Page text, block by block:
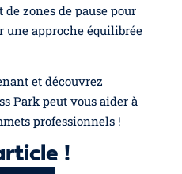
zones de pause pour
une approche équilibrée
et découvrez
Park peut vous aider à
professionnels !
!